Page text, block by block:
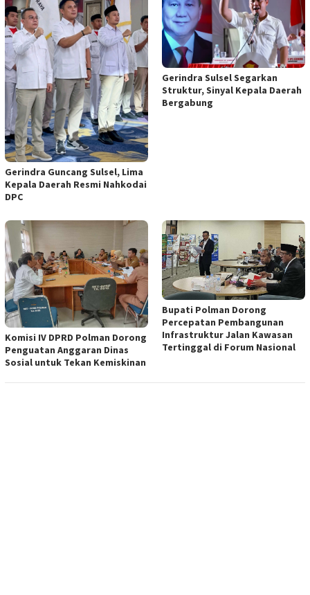
Gerindra Guncang Sulsel, Lima
Kepala Daerah Resmi Nahkodai
DPC
Gerindra Sulsel Segarkan
Struktur, Sinyal Kepala Daerah
Bergabung
Komisi IV DPRD Polman Dorong
Penguatan Anggaran Dinas
Sosial untuk Tekan Kemiskinan
Bupati Polman Dorong
Percepatan Pembangunan
Infrastruktur Jalan Kawasan
Tertinggal di Forum Nasional